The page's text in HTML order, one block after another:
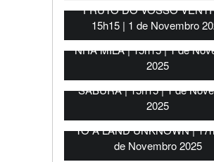
FRUTO DO VOSSO
15h15 | 1 de Novembro
NHA MILA | 15h15 | 1 de
2025
SABURA | 15h15 | 1 de
2025
TO A LAND UNKNOWN |
de Novembro 2025